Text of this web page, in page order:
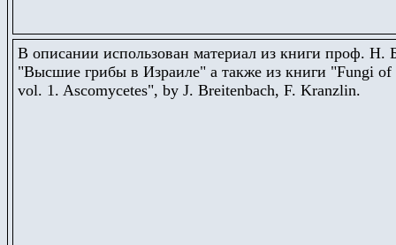
В описании использован материал из книги проф. Н.
"Высшие грибы в Израиле" а также из книги "Fungi of
vol. 1. Ascomycetes", by J. Breitenbach, F. Kranzlin.